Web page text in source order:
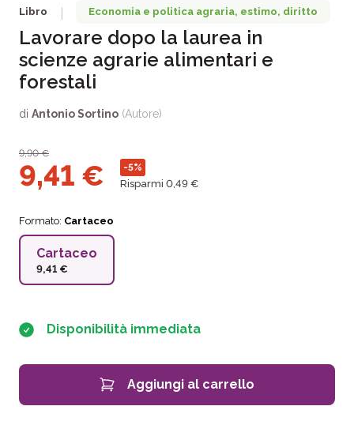
Libro Economia e politica agraria, estimo, diritto
Lavorare dopo la laurea in
scienze agrarie alimentari e
forestali
di Antonio Sortino (Autore)
9,90€
9,41 € -5%
Risparmi 0,49 €
Formato: Cartaceo
Cartaceo
9,41 €
Disponibilità immediata
Aggiungi al carrello